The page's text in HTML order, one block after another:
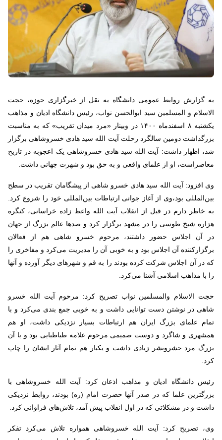
به گزارش روابط عمومی دانشگاه به نقل از خبرگزاری حوزه، حجت
الاسلام و المسلمین سید ابوالحسن نواب، رئیس دانشگاه ادیان و مذاهب
یکشنبه ۸ اسفندماه ۱۴۰۰ در وبینار «مرد میدان تقریب» که به مناسبت
بزرگداشت دومین سالگرد رحلت آیت الله سید هادی خسروشاهی برگزار
شد، اظهار داشت: آیت الله سید هادی خسروشاهی یک اعجوبه در تاریخ
معاصراست، او از علمای واقعی و به حق بود و شهرت جهانی داشت.
وی افزود: آیت الله سید هادی خسرو شاهی از پیشگامان تقریب در سطح
بین‌المللی بود،وی از آغاز جوانی ارتباطات بین‌المللی خود را شروع کرد.
به خاطر دارم در قبل از انقلاب آیت الله واعظ زاده خراسانی، کنگره
هزاره شیخ طوسی را در مشهد برگزار کرد و صدها عالم بزرگ از جهان
در آن اجلاس حضور داشتند، مرحوم خسرو شاهی هم از فعالان
برگزارکننده آن اجلاس بود و به خوبی آن را مدیریت می‌کرد و مفاخری را
که در آن اجلاس شرکت کرده‌ بودند را به قم و شهرهای دیگر آورده و آنها
را با مذاهب اسلامی آشنا می‌کرد.
حجت الاسلام والمسلمین نواب تصریح کرد: مرحوم آیت الله خسرو
شاهی در نوشتن دست توانایی داشت و به خوبی جمع بندی می‌کرد و با
تمام علمای بزرگ ایران هم ارتباطات بسیار نزدیکی داشت، او هم
همشهری و شاگرد و دوست صمیمی مرحوم علامه طباطبایی بود و با آن
بزرگ مرد حشرونشر زیادی داشت و یکبار هم تمام آثار ایشان را چاپ
کرد.
رئیس دانشگاه ادیان و مذاهب اذعان کرد: آیت الله خسروشاهی با
بزرگترین علما که در صدر آنها حضرت امام (ره) بودند، روابط نزدیکی
داشت و در مشکلاتی که در اول انقلاب پیش آمد، تلاش‌های فراوانی کرد.
وی، تصریح کرد: آیت الله خسروشاهی همواره تلاش می‌کرد تفکر